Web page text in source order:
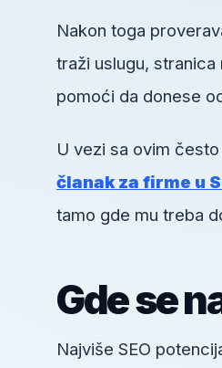
Nakon toga
traži uslugu,
pomoći da donese
U vezi sa ovim
članak za firme u
tamo gde mu treba
Gde se
Najviše SEO